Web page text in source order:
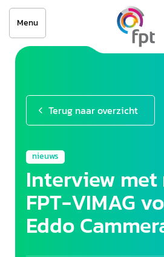
Menu
Terug naar overzicht
nieuws
Interview met
FPT-VIMAG
Eddo